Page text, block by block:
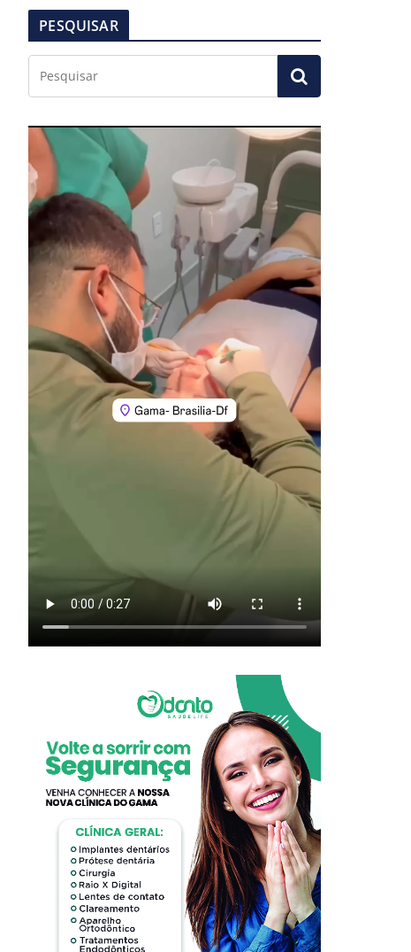
PESQUISAR